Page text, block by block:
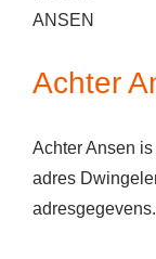
ANSEN
Achter
Achter Ansen
adres
adresgegevens.